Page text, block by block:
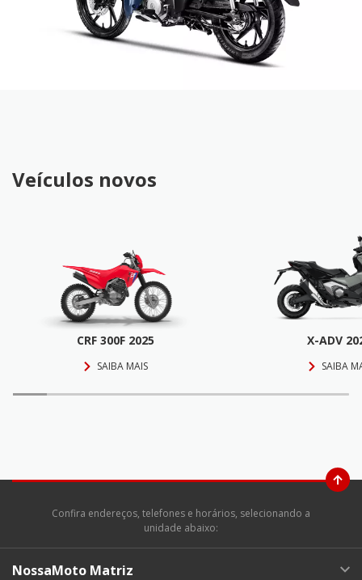
Veículos novos
CRF 300F 2025
SAIBA MAIS
X-ADV
SAIBA
Confira endereços, telefones e horários, selecionando a
unidade abaixo:
NossaMoto Matriz